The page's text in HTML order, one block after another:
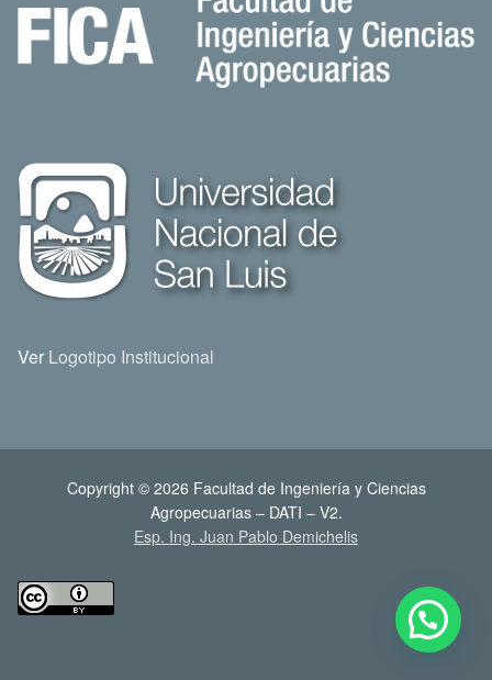
Ver Logotipo Institucional
Copyright © 2026 Facultad de Ingeniería y Ciencias
Agropecuarias – DATI – V2.
Esp. Ing. Juan Pablo Demichelis